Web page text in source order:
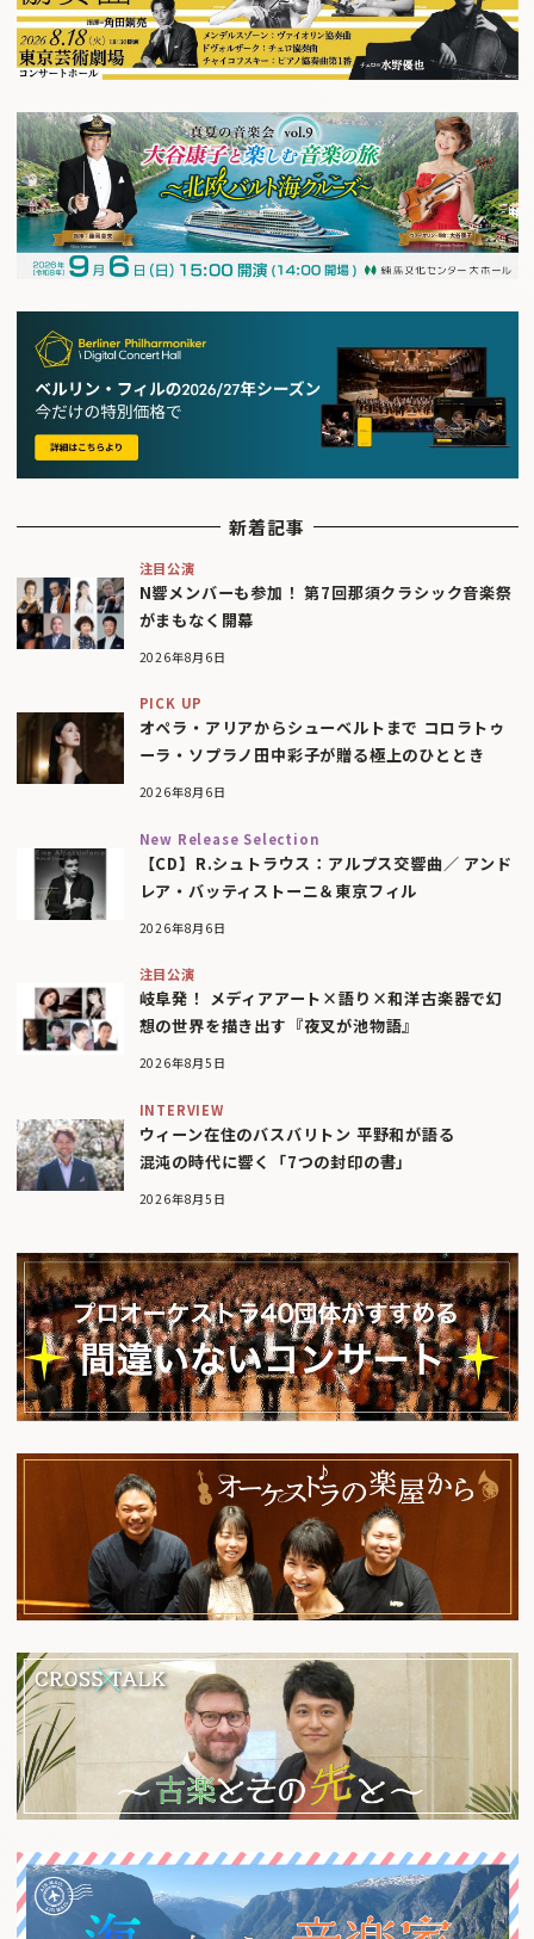
新着記事
注目公演
N響メンバーも参加！ 第7回那須クラシック音楽祭
がまもなく開幕
2026年8月6日
PICK UP
オペラ・アリアからシューベルトまで コロラトゥ
ーラ・ソプラノ田中彩子が贈る極上のひととき
2026年8月6日
New Release Selection
【CD】R.シュトラウス：アルプス交響曲／ アンド
レア・バッティストーニ＆東京フィル
2026年8月6日
注目公演
岐阜発！ メディアアート×語り×和洋古楽器で幻
想の世界を描き出す『夜叉が池物語』
2026年8月5日
INTERVIEW
ウィーン在住のバスバリトン 平野和が語る
混沌の時代に響く「7つの封印の書」
2026年8月5日